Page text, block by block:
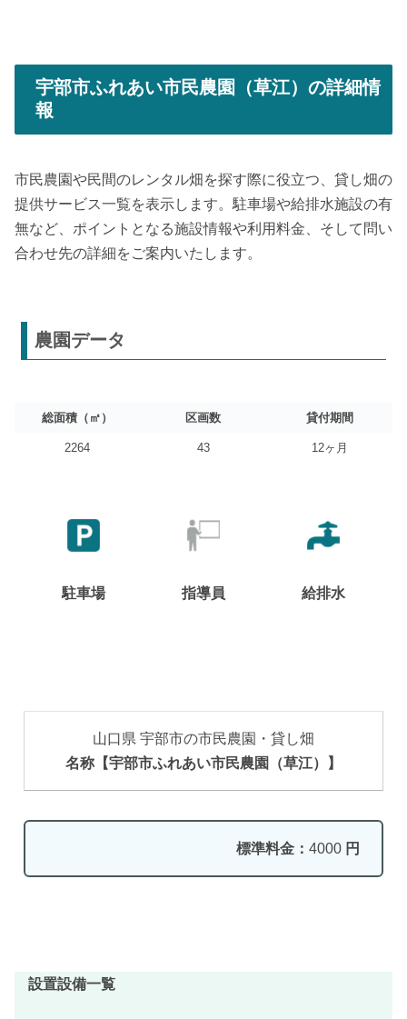
宇部市ふれあい市民農園（草江）の詳細情
報
市民農園や民間のレンタル畑を探す際に役立つ、貸し畑の
提供サービス一覧を表示します。駐車場や給排水施設の有
無など、ポイントとなる施設情報や利用料金、そして問い
合わせ先の詳細をご案内いたします。
農園データ
総面積（㎡） 区画数 貸付期間
2264 43 12ヶ月
駐車場 指導員 給排水
山口県 宇部市の市民農園・貸し畑
名称【宇部市ふれあい市民農園（草江）】
標準料金： 4000 円
設置設備一覧